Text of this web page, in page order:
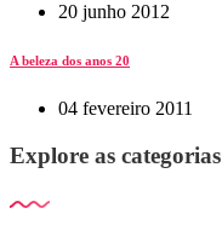
20 junho 2012
A beleza dos anos 20
04 fevereiro 2011
Explore as categorias